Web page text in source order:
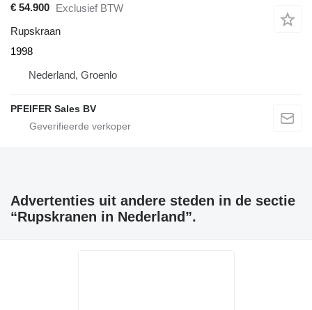
€ 54.900 Exclusief BTW
Rupskraan
1998
Nederland, Groenlo
PFEIFER Sales BV
Advertenties uit andere steden in de sectie
“Rupskranen in Nederland”.